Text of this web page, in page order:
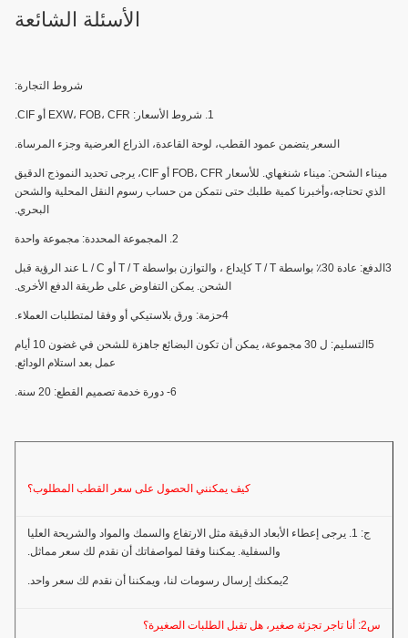
الأسئلة الشائعة
شروط التجارة:
1. شروط الأسعار: EXW، FOB، CFR أو CIF.
السعر يتضمن عمود القطب، لوحة القاعدة، الذراع العرضية وجزء المرساة.
ميناء الشحن: ميناء شنغهاي. للأسعار FOB، CFR أو CIF، يرجى تحديد النموذج الدقيق
الذي تحتاجه،وأخبرنا كمية طلبك حتى نتمكن من حساب رسوم النقل المحلية والشحن
البحري.
2. المجموعة المحددة: مجموعة واحدة
3الدفع: عادة 30٪ بواسطة T / T كإيداع ، والتوازن بواسطة T / T أو L / C عند الرؤية قبل
الشحن. يمكن التفاوض على طريقة الدفع الأخرى.
4حزمة: ورق بلاستيكي أو وفقا لمتطلبات العملاء.
5التسليم: ل 30 مجموعة، يمكن أن تكون البضائع جاهزة للشحن في غضون 10 أيام
عمل بعد استلام الودائع.
6- دورة خدمة تصميم القطع: 20 سنة.
كيف يمكنني الحصول على سعر القطب المطلوب؟
ج: 1. يرجى إعطاء الأبعاد الدقيقة مثل الارتفاع والسمك والمواد والشريحة العليا
والسفلية. يمكننا وفقا لمواصفاتك أن نقدم لك سعر مماثل.
2يمكنك إرسال رسومات لنا، ويمكننا أن نقدم لك سعر واحد.
س2: أنا تاجر تجزئة صغير، هل تقبل الطلبات الصغيرة؟